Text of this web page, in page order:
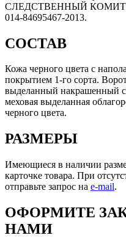
СЛЕДСТВЕННЫЙ КОМИТЕТ
014-84695467-2013.
СОСТАВ
Кожа черного цвета с
покрытием 1-го сорта.
выделанный накрашенный
меховая выделанная
черного цвета.
РАЗМЕРЫ
Имеющиеся в наличии
карточке товара. При
отправьте запрос на e-mail.
ОФОРМИТЕ
НАМИ